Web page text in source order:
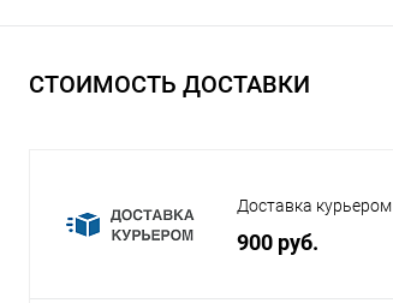
СТОИМОСТЬ ДОСТАВКИ
Доставка курьером
900 руб.